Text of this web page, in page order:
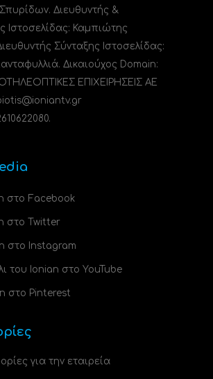
Διευθυντής &
Ιστοσελίδας: Καμπιώτης
Σύνταξης Ιστοσελίδας:
Δικαιούχος Domain:
ΕΠΙΧΕΙΡΗΣΕΙΣ ΑΕ
στο Facebook
στο Twitter
στο Instagram
του Ionian στο YouTube
στο Pinterest
για την εταιρεία